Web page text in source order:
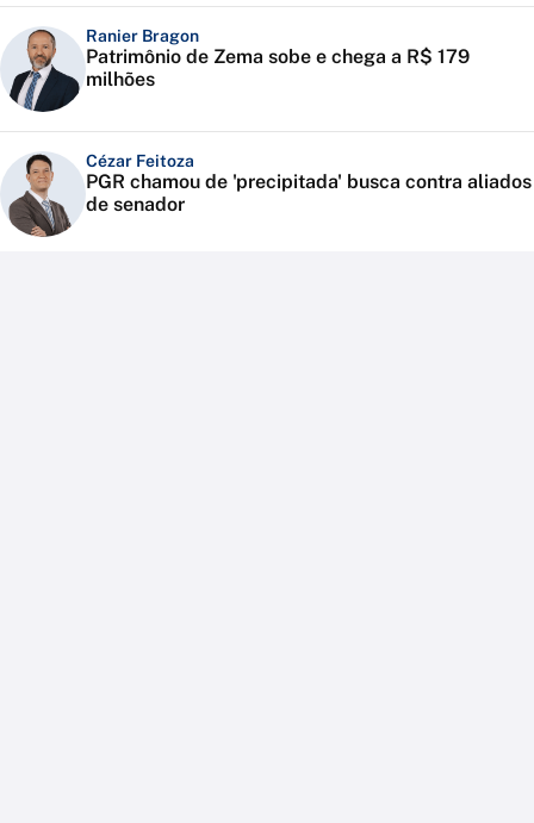
Ranier Bragon
Patrimônio de Zema sobe e chega a R$ 179
milhões
Cézar Feitoza
PGR chamou de 'precipitada' busca contra aliados
de senador